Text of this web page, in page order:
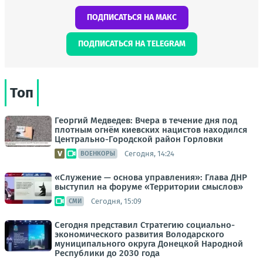
ПОДПИСАТЬСЯ НА МАКС
ПОДПИСАТЬСЯ НА TELEGRAM
Топ
Георгий Медведев: Вчера в течение дня под
плотным огнём киевских нацистов находился
Центрально-Городской район Горловки
ВОЕНКОРЫ Сегодня, 14:24
«Служение — основа управления»: Глава ДНР
выступил на форуме «Территории смыслов»
СМИ Сегодня, 15:09
Сегодня представил Стратегию социально-
экономического развития Володарского
муниципального округа Донецкой Народной
Республики до 2030 года